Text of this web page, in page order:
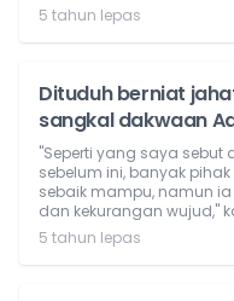
5 tahun lepas
Dituduh berniat
sangkal dakwaan
"Seperti yang saya
sebelum ini, banyak
sebaik mampu, namun
dan kekurangan wujud,"
5 tahun lepas